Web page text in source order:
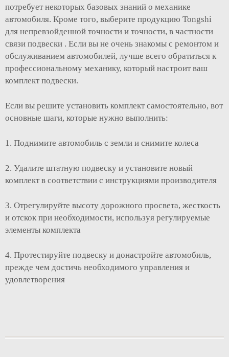
потребует некоторых базовых знаний о механике
автомобиля. Кроме того, выберите продукцию Tongshi
для непревзойденной точности и точности, в частности
связи подвески . Если вы не очень знакомы с ремонтом и
обслуживанием автомобилей, лучше всего обратиться к
профессиональному механику, который настроит ваш
комплект подвески.
Если вы решите установить комплект самостоятельно, вот
основные шаги, которые нужно выполнить:
1. Поднимите автомобиль с земли и снимите колеса
2. Удалите штатную подвеску и установите новый
комплект в соответствии с инструкциями производителя
3. Отрегулируйте высоту дорожного просвета, жесткость
и отскок при необходимости, используя регулируемые
элементы комплекта
4. Протестируйте подвеску и донастройте автомобиль,
прежде чем достичь необходимого управления и
удовлетворения